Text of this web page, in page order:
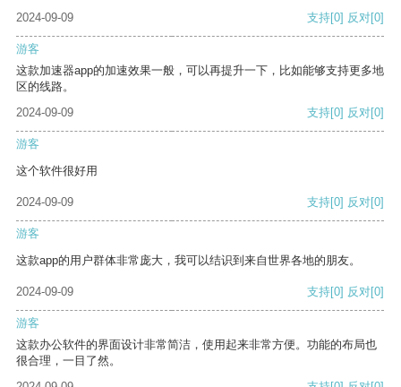
2024-09-09
支持[0] 反对[0]
游客
这款加速器app的加速效果一般，可以再提升一下，比如能够支持更多地
区的线路。
2024-09-09
支持[0] 反对[0]
游客
这个软件很好用
2024-09-09 支持[0] 反对[0]
游客
这款app的用户群体非常庞大，我可以结识到来自世界各地的朋友。
2024-09-09 支持[0] 反对[0]
游客
这款办公软件的界面设计非常简洁，使用起来非常方便。功能的布局也
很合理，一目了然。